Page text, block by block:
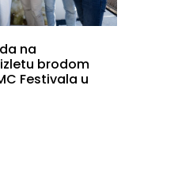
na
brodom
Festivala u